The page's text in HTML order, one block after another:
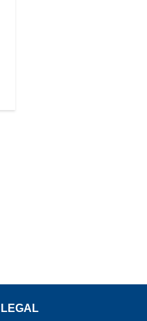
LEGAL